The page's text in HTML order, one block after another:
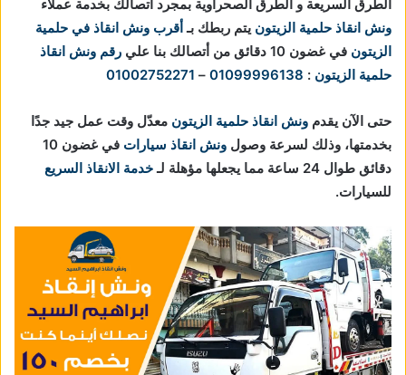
الطرق السريعة و الطرق الصحراوية بمجرد اتصالك بخدمة عملاء
ونش انقاذ حلمية الزيتون يتم ربطك بـأقرب ونش انقاذ في حلمية
الزيتون في غضون 10 دقائق من أتصالك بنا علي
رقم ونش انقاذ
حلمية الزيتون :
01099996138
–
01002752271
حتى الآن يقدم ونش انقاذ حلمية الزيتون معدّل وقت عمل جيد جدًا
بخدمتها، وذلك لسرعة وصول ونش انقاذ سيارات
في غضون 10
دقائق طوال 24 ساعة مما يجعلها مؤهلة لـ
خدمة الانقاذ السريع
للسيارات.